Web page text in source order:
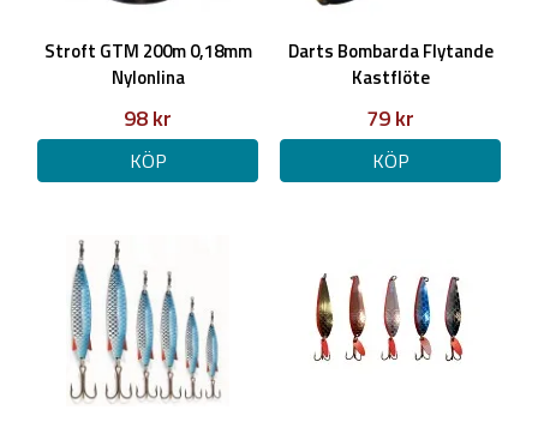
Stroft GTM 200m 0,18mm
Nylonlina
98 kr
KÖP
Darts Bombarda Flytande
Kastflöte
79 kr
KÖP